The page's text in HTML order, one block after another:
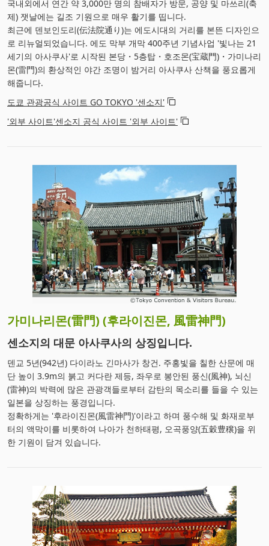
국내외에서 연간 약 3,000만 명의 참배자가 방문, 공양 및 마쓰리(축
제) 잿날에는 길조 기원으로 매우 활기를 띱니다.
최근에 덴보인도리(伝法院通り)는 에도시대의 거리를 본뜬 디자인으
로 리뉴얼되었습니다. 에도 막부 개막 400주년 기념사업 '빛나는 21
세기의 아사쿠사'로 시작된 본당・5층탑・호조몬(宝蔵門)・가미나리
몬(雷門)의 환상적인 야간 조명이 밤거리 아사쿠사 산책을 풍요롭게
해줍니다.
도쿄 관광공식 사이트 GO TOKYO '센소지'
'외부 사이트'센소지 공식 사이트 '외부 사이트'
가미나리몬(雷門) (후라이진몬, 風雷神門)
센소지의 대문 아사쿠사의 상징입니다.
덴교 5년(942년) 다이라노 긴마사가 창건. 주홍빛을 칠한 산문에 매
단 높이 3.9m의 붉고 커다란 제등, 좌우로 봉안된 풍신(風神), 뇌신
(雷神)의 박력에 많은 관광객들로부터 감탄의 목소리를 들을 수 있는
일본을 상징하는 풍경입니다.
정확하게는 '후라이진몬(風雷神門)'이라고 하며 풍수해 및 화재로부
터의 액막이를 비롯하여 나아가 천하태평, 오곡풍양(五穀豊穣)을 위
한 기원이 담겨 있습니다.